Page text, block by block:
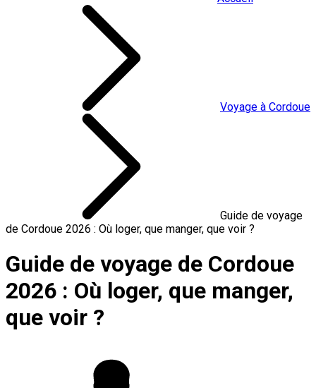
Voyage à Cordoue
Guide de voyage
de Cordoue 2026 : Où loger, que manger, que voir ?
Guide de voyage de Cordoue
2026 : Où loger, que manger,
que voir ?